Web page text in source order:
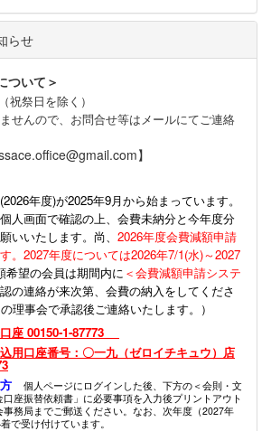
らせ
ついて＞
祝祭日を除く）
せんので、お問合せ等はメールにてご連絡
】
2026年度)が2025年9月から始まっています。
人画面で確認の上、会費未納分と今年度分
いいたします。尚、 2026年度会費減額申請
。2027年度については2026年7/1(水)～2027
希望の会員は期間内に ＜会費減額申請システ
の連絡が来次第、会費の納入をしてくださ
理事会で承認後ご連絡いたします。）
座 00150-1-87773
用口座番号：〇一九（ゼロイチキュウ）店
方
個人ページにログインした後、下方の＜会則・文
座振替依頼書」に必要事項を入力後プリントアウト
事務局までご郵送ください。なお、次年度（2027年
で受け付けています。